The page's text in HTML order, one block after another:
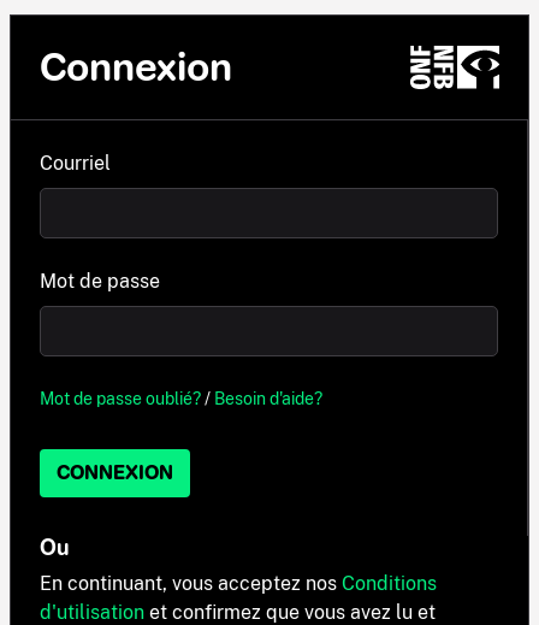
Connexion
Courriel
Mot de passe
Mot de passe oublié?/ Besoin d'aide?
CONNEXION
Ou
En continuant, vous acceptez nos Conditions
d'utilisation et confirmez que vous avez lu et